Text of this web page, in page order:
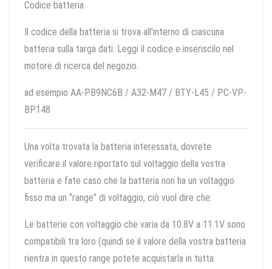
Codice batteria
Il codice della batteria si trova all'interno di ciascuna
batteria sulla targa dati. Leggi il codice e inseriscilo nel
motore di ricerca del negozio.
ad esempio AA-PB9NC6B / A32-M47 / BTY-L45 / PC-VP-
BP148
Una volta trovata la batteria interessata, dovrete
verificare il valore riportato sul voltaggio della vostra
batteria e fate caso che la batteria non ha un voltaggio
fisso ma un “range” di voltaggio, ciò vuol dire che:
Le batterie con voltaggio che varia da 10.8V a 11.1V sono
compatibili tra loro (quindi se il valore della vostra batteria
rientra in questo range potete acquistarla in tutta